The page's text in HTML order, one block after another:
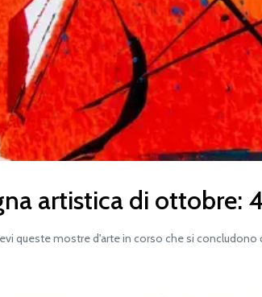
artistica di ottobre:
queste mostre d'arte in corso che si concludono